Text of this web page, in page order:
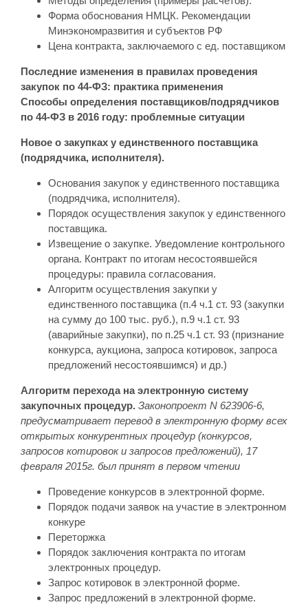
Форма обоснования НМЦК. Рекомендации
Минэкономразвития и субъектов РФ
Цена контракта, заключаемого с ед. поставщиком
Последние изменения в правилах проведения
закупок по 44‑ФЗ: практика применения
Способы определения поставщиков/подрядчиков
по 44‑ФЗ в 2016 году: проблемные ситуации
Новое о закупках у единственного поставщика
(подрядчика, исполнителя).
Основания закупок у единственного поставщика
(подрядчика, исполнителя).
Порядок осуществления закупок у единственного
поставщика.
Извещение о закупке. Уведомление контрольного
органа. Контракт по итогам несостоявшейся
процедуры: правила согласования.
Алгоритм осуществления закупки у
единственного поставщика (п.4 ч.1 ст. 93 (закупки
на сумму до 100 тыс. руб.), п.9 ч.1 ст. 93
(аварийные закупки), по п.25 ч.1 ст. 93 (признание
конкурса, аукциона, запроса котировок, запроса
предложений несостоявшимся) и др.)
Алгоритм перехода на электронную систему
закупочных процедур. Законопроект N 623906-6,
предусматривает перевод в электронную форму всех
открытых конкурентных процедур (конкурсов,
запросов котировок и запросов предложений), 17
февраля 2015г. был принят в первом чтении
Проведение конкурсов в электронной форме.
Порядок подачи заявок на участие в электронном
конкуре
Переторжка
Порядок заключения контракта по итогам
электронных процедур.
Запрос котировок в электронной форме.
Запрос предложений в электронной форме.